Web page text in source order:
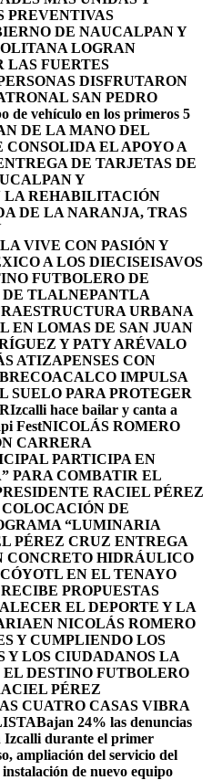
PREVENTIVAS
DE NAUCALPAN Y
LOGRAN
LAS FUERTES
DISFRUTARON
SAN PEDRO
de vehículo en los primeros 5
DE LA MANO DEL
EL APOYO A
DE TARJETAS DE
Y
REHABILITACIÓN
DE LA NARANJA, TRAS
VIVE CON PASIÓN Y
A LOS DIECISEISAVOS
FUTBOLERO DE
DE TLALNEPANTLA
URBANA
EN LOMAS DE SAN JUAN
Y PATY ARÉVALO
ATIZAPENSES CON
COACALCO IMPULSA
PARA PROTEGER
Izcalli hace bailar y canta a
FestNICOLÁS ROMERO
CARRERA
PARTICIPA EN
PARA COMBATIR EL
RACIEL PÉREZ
DE
“LUMINARIA
PÉREZ CRUZ ENTREGA
HIDRÁULICO
EN EL TENAYO
PROPUESTAS
EL DEPORTE Y LA
EN NICOLÁS ROMERO
Y CUMPLIENDO LOS
Y LOS CIUDADANOS LA
DESTINO FUTBOLERO
PÉREZ
CUATRO CASAS VIBRA
Bajan 24% las denuncias
Izcalli durante el primer
ampliación del servicio del
de nuevo equipo